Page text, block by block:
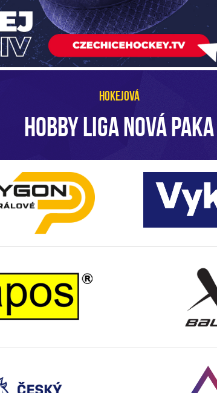
HOKEJOVÁ
HOBBY LIGA NOVÁ PAKA